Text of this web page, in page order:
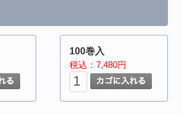
100巻入
税込：7,480円